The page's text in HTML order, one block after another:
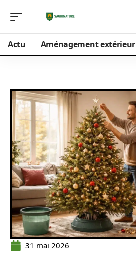
Actu Aménagement extérieur
31 mai 2026